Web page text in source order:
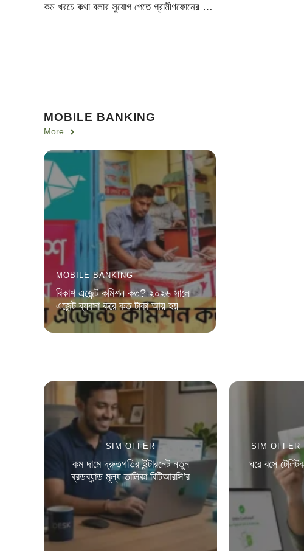
কম খরচে কথা বলার সুযোগ পেতে গ্রামীণফোনের …
MOBILE BANKING
More
MOBILE BANKING
বিকাশ এজেন্ট কমিশন কত? ২০২৬ সালে
এজেন্ট ব্যবসা করে কত টাকা আয় হয়
SIM OFFER
কম দামে দ্রুতগতির ইন্টারনেট নতুন
ব্রডব্যান্ড মূল্য তালিকা বিটিআরসি’র
SIM OFFER
ঘরে বসে